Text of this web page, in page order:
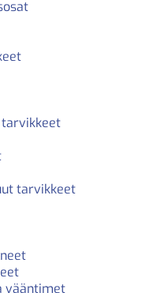
tarvikkeet
vääntimet